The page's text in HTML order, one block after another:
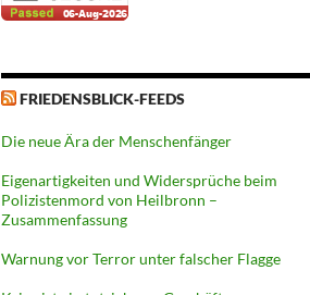
FRIEDENSBLICK-FEEDS
Die neue Ära der Menschenfänger
Eigenartigkeiten und Widersprüche beim
Polizistenmord von Heilbronn –
Zusammenfassung
Warnung vor Terror unter falscher Flagge